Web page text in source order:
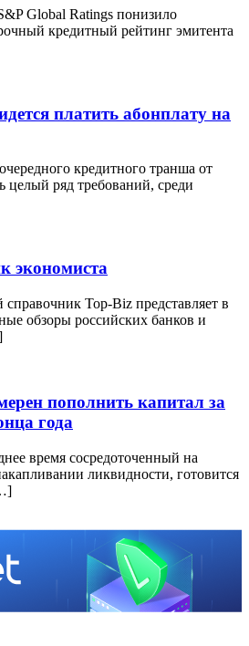
Global Ratings понизило
кредитный рейтинг эмитента
платить абонплату на
кредитного транша от
ряд требований, среди
экономиста
Top-Biz представляет в
обзоры российских банков и
пополнить капитал за
года
время сосредоточенный на
ликвидности, готовится